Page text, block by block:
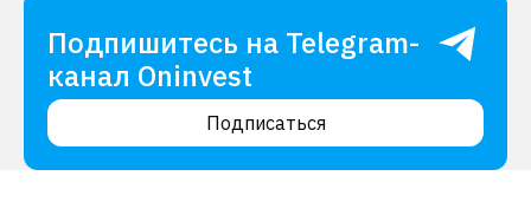
Подпишитесь на Telegram-
канал Oninvest
Подписаться